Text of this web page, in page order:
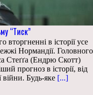
“Тиск”
в історії усе
Нормандії. Головного
Стеґґа (Ендрю Скотт)
прогноз в історії, від
війни. Будь-яке [...]